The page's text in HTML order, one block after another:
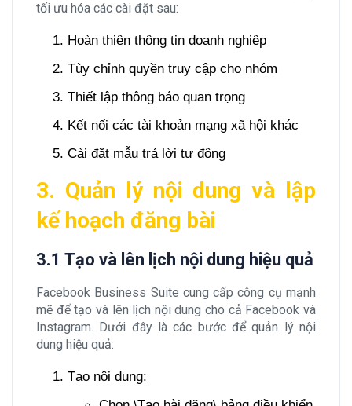
tối ưu hóa các cài đặt sau:
Hoàn thiện thông tin doanh nghiệp
Tùy chỉnh quyền truy cập cho nhóm
Thiết lập thông báo quan trọng
Kết nối các tài khoản mạng xã hội khác
Cài đặt mẫu trả lời tự động
3. Quản lý nội dung và lập
kế hoạch đăng bài
3.1 Tạo và lên lịch nội dung hiệu quả
Facebook Business Suite cung cấp công cụ mạnh
mẽ để tạo và lên lịch nội dung cho cả Facebook và
Instagram. Dưới đây là các bước để quản lý nội
dung hiệu quả:
Tạo nội dung: